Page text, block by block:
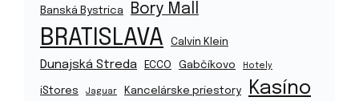
Banská Bystrica Bory Mall
BRATISLAVA Calvin Klein
Dunajská Streda ECCO Gabčíkovo Hotely
iStores Jaguar Kancelárske priestory Kasíno